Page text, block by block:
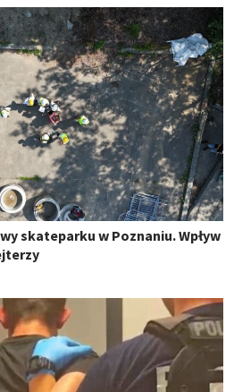
skateparku w Poznaniu. Wpływ